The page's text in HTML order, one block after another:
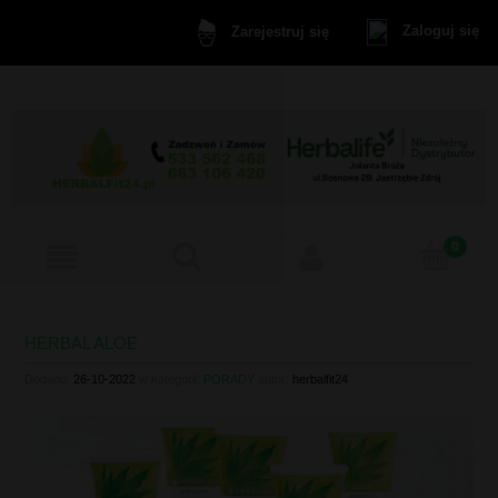
Zarejestruj się Zaloguj się
herbalfit24